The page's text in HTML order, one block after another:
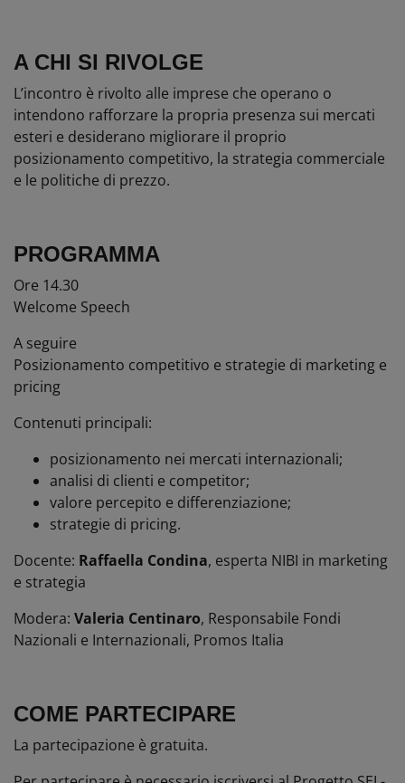
A CHI SI RIVOLGE
L’incontro è rivolto alle imprese che operano o
intendono rafforzare la propria presenza sui mercati
esteri e desiderano migliorare il proprio
posizionamento competitivo, la strategia commerciale
e le politiche di prezzo.
PROGRAMMA
Ore 14.30
Welcome Speech
A seguire
Posizionamento competitivo e strategie di marketing e
pricing
Contenuti principali:
posizionamento nei mercati internazionali;
analisi di clienti e competitor;
valore percepito e differenziazione;
strategie di pricing.
Docente: Raffaella Condina, esperta NIBI in marketing
e strategia
Modera: Valeria Centinaro, Responsabile Fondi
Nazionali e Internazionali, Promos Italia
COME PARTECIPARE
La partecipazione è gratuita.